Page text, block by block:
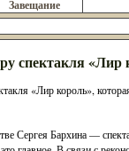
Завещание
спектакля «Лир
«Лир король»,
Сергея Бархина —